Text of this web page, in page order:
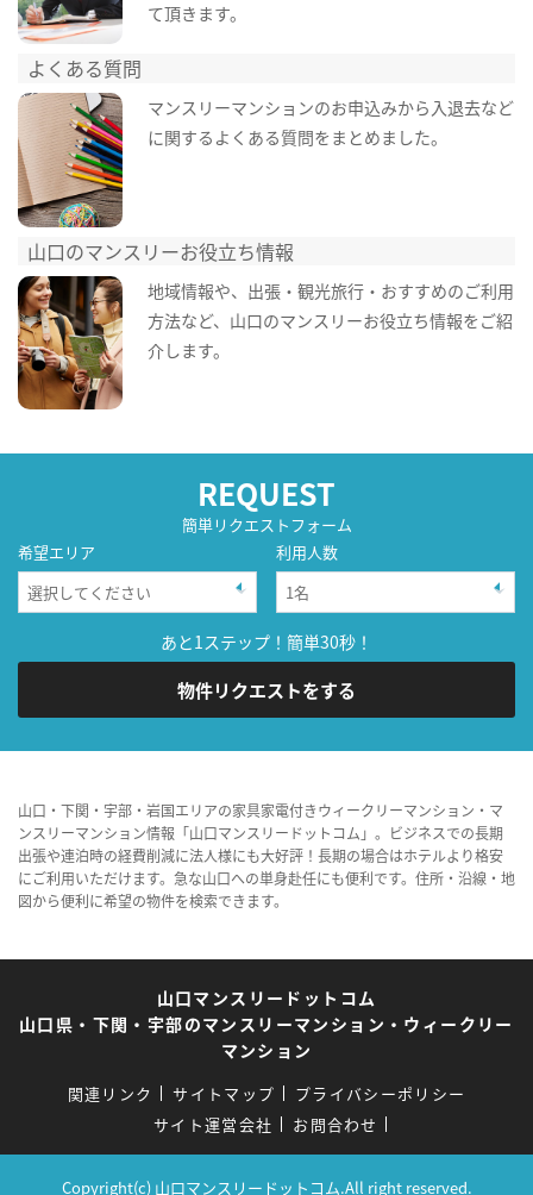
て頂きます。
よくある質問
マンスリーマンションのお申込みから入退去など
に関するよくある質問をまとめました。
山口のマンスリーお役立ち情報
地域情報や、出張・観光旅行・おすすめのご利用
方法など、山口のマンスリーお役立ち情報をご紹
介します。
REQUEST
簡単リクエストフォーム
希望エリア
利用人数
あと1ステップ！簡単30秒！
物件リクエストをする
山口・下関・宇部・岩国エリアの家具家電付きウィークリーマンション・マ
ンスリーマンション情報「山口マンスリードットコム」。ビジネスでの長期
出張や連泊時の経費削減に法人様にも大好評！長期の場合はホテルより格安
にご利用いただけます。急な山口への単身赴任にも便利です。住所・沿線・地
図から便利に希望の物件を検索できます。
山口マンスリードットコム
山口県・下関・宇部のマンスリーマンション・ウィークリー
マンション
関連リンク サイトマップ
プライバシーポリシー
サイト運営会社
お問合わせ
Copyright(c) 山口マンスリードットコム.All right reserved.